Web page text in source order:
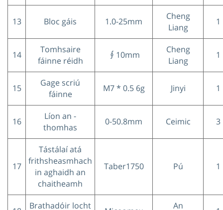
13 Bloc gáis 1.0-25mm
Cheng
Liang
1
14
Tomhsaire
fáinne réidh
∮10mm
Cheng
Liang
1
15
Gage scriú
fáinne
M7 * 0.5 6g Jinyi 1
16
Líon an -
thomhas
0-50.8mm Ceimic 3
17
Tástálaí atá
frithsheasmhach
in aghaidh an
chaitheamh
Taber1750 Pú 1
Brathadóir locht An